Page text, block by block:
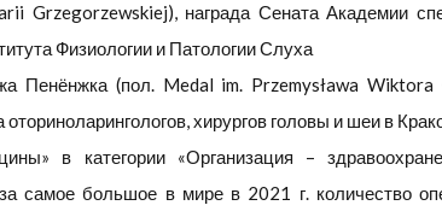
Grzegorzewskiej), награда Сената Академии
Физиологии и Патологии Слуха
(пол. Medal im. Przemysława Wiktora
хирургов головы и шеи в
в категории «Организация –
самое большое в мире в 2021 г. количество